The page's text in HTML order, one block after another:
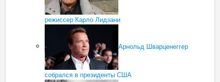
режиссер Карло Лидзани
Арнольд Шварценеггер
собрался в президенты США